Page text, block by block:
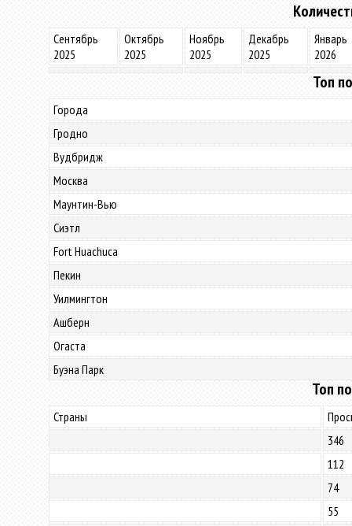
Сентябрь
2025
Октябрь
2025
Ноябрь
2025
Декабрь
2025
Январь
2026
Топ
Города
Гродно
Вудбридж
Москва
Маунтин-Вью
Сиэтл
Fort Huachuca
Пекин
Уилмингтон
Ашберн
Огаста
Буэна Парк
Топ
Страны
346
112
74
55